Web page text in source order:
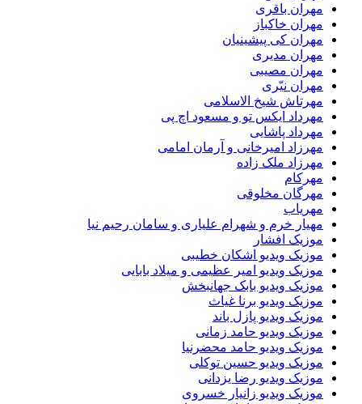
مهران باقری
مهران خاکباز
مهران کی پیشینیان
مهران مدیری
مهران مصیبی
مهران نیّری
مهرتاش شیخ الاسلامی
مهرداد ایکس تو و مسعود اچ پی
مهرداد پاشایی
مهرزاد امیرخانی و آرمان امامی
مهرزاد ملک زاده
مهرکام
مهرگان مخلوقی
مهریاب
مهیار خرم و شهرام علیاری و سامان رحیم نیا
موزیک افشار
موزیک ویدیو اشکان خطیبی
موزیک ویدیو امیر عظیمی و میلاد بابایی
موزیک ویدیو بابک جهانبخش
موزیک ویدیو برنا غیاث
موزیک ویدیو پازل باند
موزیک ویدیو حامد زمانی
موزیک ویدیو حامد محضرنیا
موزیک ویدیو حسین توکلی
موزیک ویدیو رضا یزدانی
موزیک ویدیو زانیار خسروی